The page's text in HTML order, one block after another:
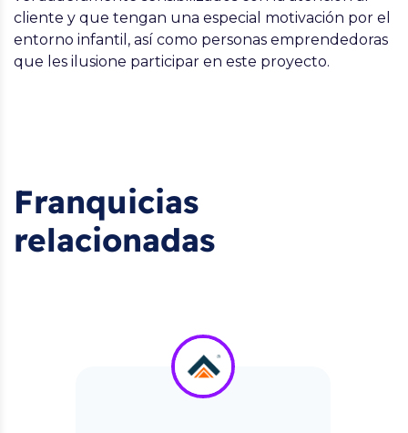
cliente y que tengan una especial motivación por el
entorno infantil, así como personas emprendedoras
que les ilusione participar en este proyecto.
Franquicias
relacionadas